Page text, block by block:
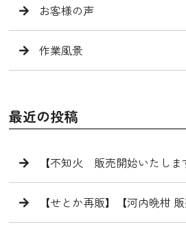
お客様の声
作業風景
最近の投稿
【不知火 販売開始いたしま
【せとか再販】【河内晩柑 販